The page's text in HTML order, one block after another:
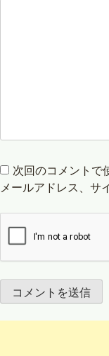
次回のコメントで
メールアドレス、サ